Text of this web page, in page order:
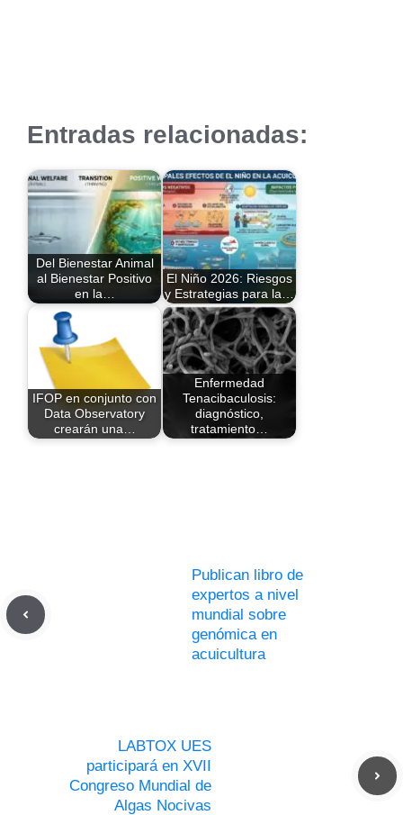
Entradas relacionadas:
Del Bienestar Animal
al Bienestar Positivo
en la…
El Niño 2026: Riesgos
y Estrategias para la…
IFOP en conjunto con
Data Observatory
crearán una…
Enfermedad
Tenacibaculosis:
diagnóstico,
tratamiento…
Publican libro de
expertos a nivel
mundial sobre
genómica en
acuicultura
LABTOX UES
participará en XVII
Congreso Mundial de
Algas Nocivas